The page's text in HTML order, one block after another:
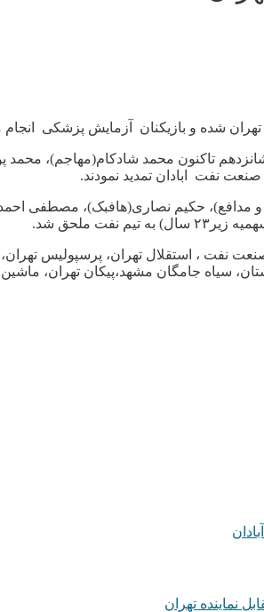
تاکنون محمد شادکام(مهاجم)، محمد
نفت ابادان تمدید نمودند.
حکیم نصاری(هافبک)، مصطفی
ملحق شد.
لیگ برتر شانزدهم با حضور ۱۶ تیم صنعت نفت ،
سیاه جامگان مشهد،پیکان تهران،
نماینده تهران